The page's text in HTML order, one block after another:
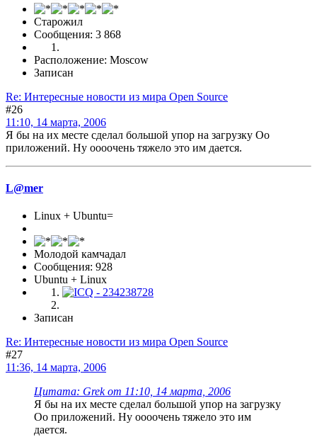
Старожил
Сообщения: 3 868
Расположение: Moscow
Записан
Re: Интересные новости из мира Open Source
#26
11:10, 14 марта, 2006
Я бы на их месте сделал большой упор на загрузку Оо
приложений. Ну оооочень тяжело это им дается.
L@mer
Linux + Ubuntu=
Молодой камчадал
Сообщения: 928
Ubuntu + Linux
Записан
Re: Интересные новости из мира Open Source
#27
11:36, 14 марта, 2006
Цитата: Grek от 11:10, 14 марта, 2006
Я бы на их месте сделал большой упор на загрузку
Оо приложений. Ну оооочень тяжело это им
дается.